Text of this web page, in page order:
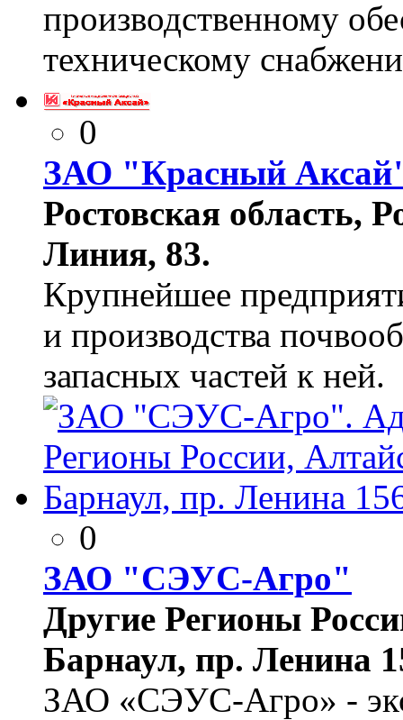
производственному
техническому
0
ЗАО "Красный
Ростовская область,
Линия, 83.
Крупнейшее
и производства
запасных частей к ней.
0
ЗАО "СЭУС-Агро"
Другие Регионы
Барнаул, пр. Ленина
ЗАО «СЭУС-Агро» -